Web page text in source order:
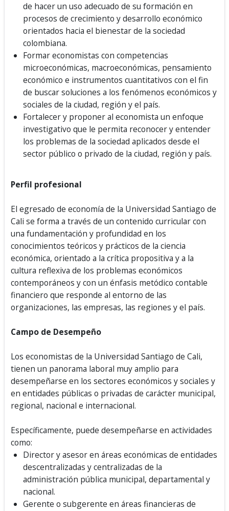
de hacer un uso adecuado de su formación en
procesos de crecimiento y desarrollo económico
orientados hacia el bienestar de la sociedad
colombiana.
Formar economistas con competencias
microeconómicas, macroeconómicas, pensamiento
económico e instrumentos cuantitativos con el fin
de buscar soluciones a los fenómenos económicos y
sociales de la ciudad, región y el país.
Fortalecer y proponer al economista un enfoque
investigativo que le permita reconocer y entender
los problemas de la sociedad aplicados desde el
sector público o privado de la ciudad, región y país.
Perfil profesional
El egresado de economía de la Universidad Santiago de
Cali se forma a través de un contenido curricular con
una fundamentación y profundidad en los
conocimientos teóricos y prácticos de la ciencia
económica, orientado a la crítica propositiva y a la
cultura reflexiva de los problemas económicos
contemporáneos y con un énfasis metódico contable
financiero que responde al entorno de las
organizaciones, las empresas, las regiones y el país.
Campo de Desempeño
Los economistas de la Universidad Santiago de Cali,
tienen un panorama laboral muy amplio para
desempeñarse en los sectores económicos y sociales y
en entidades públicas o privadas de carácter municipal,
regional, nacional e internacional.
Específicamente, puede desempeñarse en actividades
como:
Director y asesor en áreas económicas de entidades
descentralizadas y centralizadas de la
administración pública municipal, departamental y
nacional.
Gerente o subgerente en áreas financieras de